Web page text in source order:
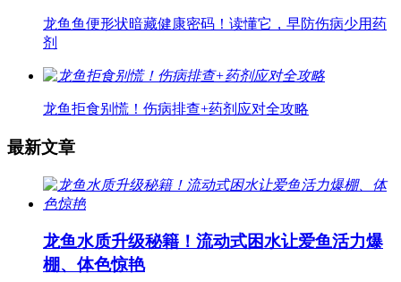
龙鱼鱼便形状暗藏健康密码！读懂它，早防伤病少用药
剂
龙鱼拒食别慌！伤病排查+药剂应对全攻略
最新文章
龙鱼水质升级秘籍！流动式困水让爱鱼活力爆
棚、体色惊艳